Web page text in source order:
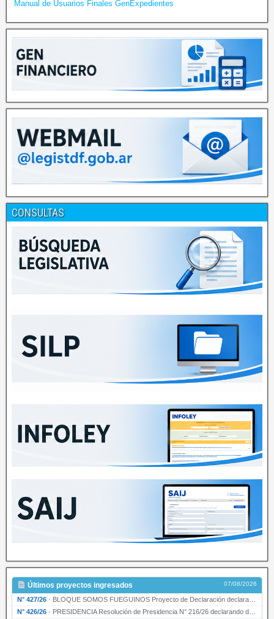
Manual de Usuarios Finales GenExpedientes
CONSULTAS
Últimos proyectos ingresados 07/08/2026
N° 427/26 · BLOQUE SOMOS FUEGUINOS Proyecto de Declaración declarando de interés provincial PRESIDENCI…
N° 426/26 · PRESIDENCIA Resolución de Presidencia N° 216/26 declarando de interés provincial la labor …